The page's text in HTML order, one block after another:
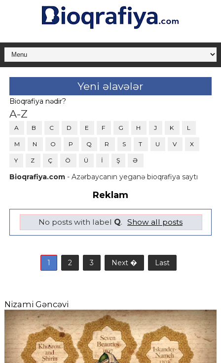
Yeni əlavələr
Bioqrafiya nədir?
A-Z
A B C D E F G H J K L
M N O P Q R S T U V X
Y Z Ç Ö Ü İ Ş Ə
Bioqrafiya.com- Azərbaycanın yeganə bioqrafiya saytı
Reklam
No posts with label Q. Show all posts
1 2 3 Next � Last
Nizami Gəncəvi